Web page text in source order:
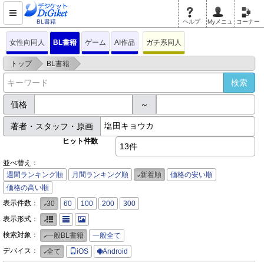
BL書籍 ヘルプ Myメニュ コーナー
女性向同人 BL書籍 ゲーム AI作品 ガチ系同人
トップ > BL書籍 >
価格 ～
著者・スタッフ・原画
ヒット件数
13件
並べ替え：
週間ランキング順
月間ランキング順 新着順
価格の安い順
価格の高い順
表示件数：
30 60 100 200
300
表示形式：
検索対象：
一般BL書籍
一般全て
デバイス：
全て iOS Android